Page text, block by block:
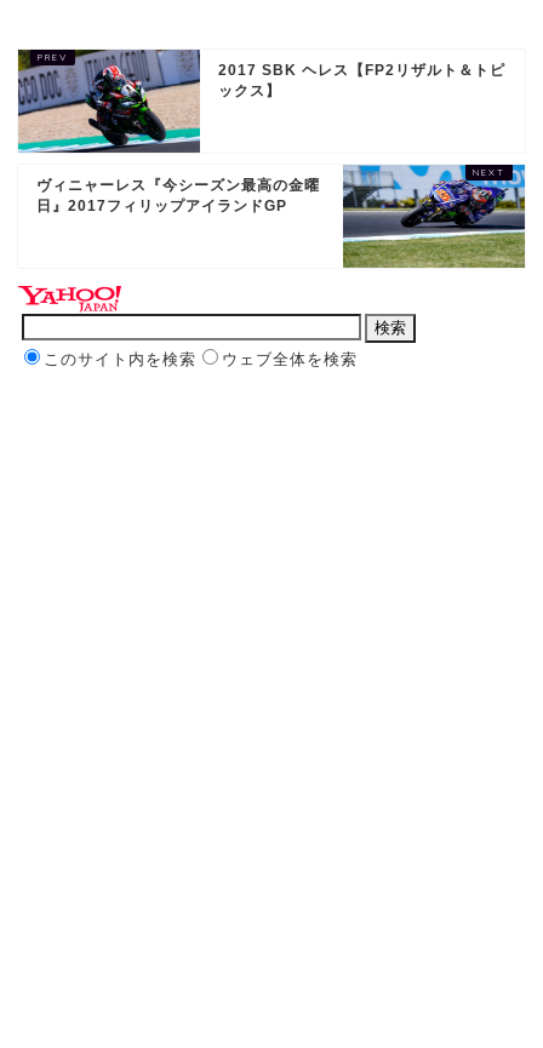
2017 SBK ヘレス【FP2リザルト＆トピ
ックス】
ヴィニャーレス『今シーズン最高の金曜
日』2017フィリップアイランドGP
このサイト内を検索 ウェブ全体を検索